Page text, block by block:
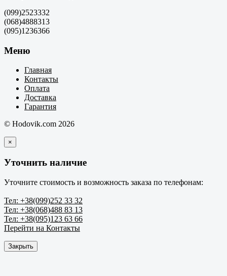
(099)2523332
(068)4888313
(095)1236366
Меню
Главная
Контакты
Оплата
Доставка
Гарантия
© Hodovik.com 2026
×
Уточнить наличие
Уточните стоимость и возможность заказа по телефонам:
Тел: +38(099)252 33 32
Тел: +38(068)488 83 13
Тел: +38(095)123 63 66
Перейти на Контакты
Закрыть